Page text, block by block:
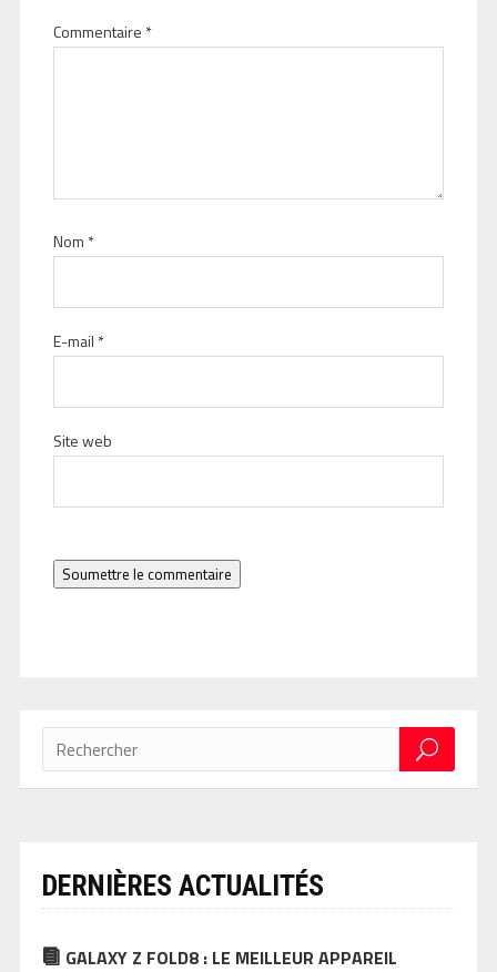
Commentaire *
Nom *
E-mail *
Site web
Soumettre le commentaire
DERNIÈRES ACTUALITÉS
GALAXY Z FOLD8 : LE MEILLEUR APPAREIL